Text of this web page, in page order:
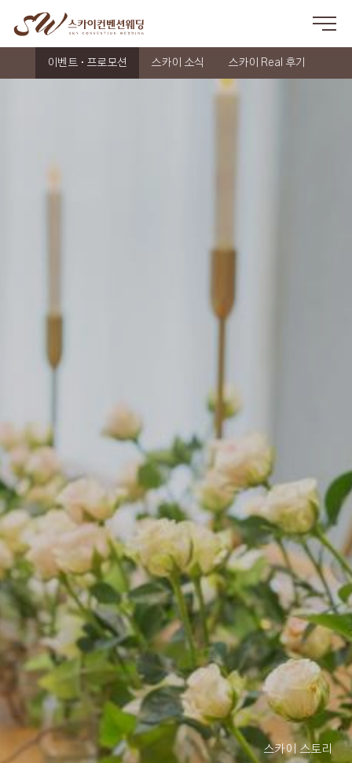
이벤트 · 프로모션 스카이 소식 스카이 Real 후기
스카이 스토리